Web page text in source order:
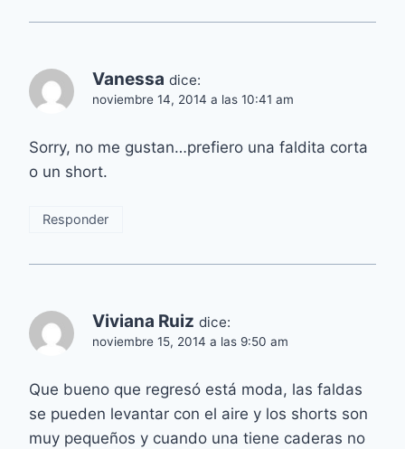
Vanessa dice:
noviembre 14, 2014 a las 10:41 am
Sorry, no me gustan…prefiero una faldita corta
o un short.
Responder
Viviana Ruiz dice:
noviembre 15, 2014 a las 9:50 am
Que bueno que regresó está moda, las faldas
se pueden levantar con el aire y los shorts son
muy pequeños y cuando una tiene caderas no